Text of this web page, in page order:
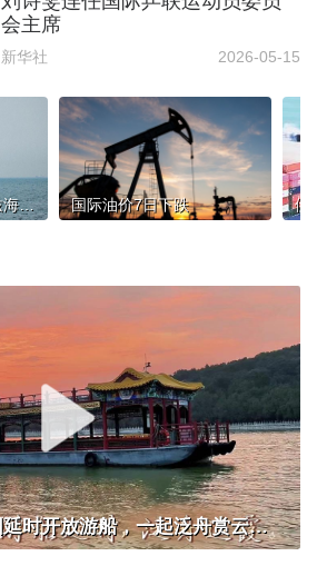
会主席
新华社 2026-05-15
伊朗正在制定霍尔木兹海峡相关法律草案 国际油价7日下跌
北京多家市属公园延时开放游船，一起泛舟赏云霞！